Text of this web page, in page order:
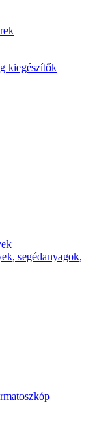
kiegészítők
segédanyagok,